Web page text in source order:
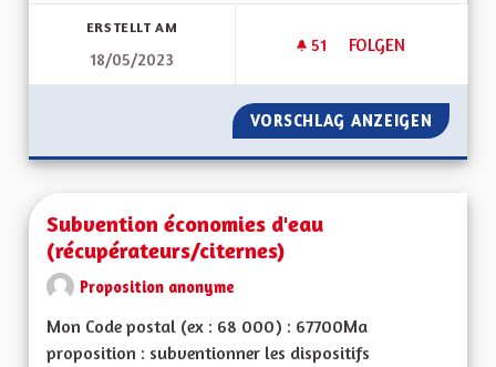
ERSTELLT AM
18/05/2023
51 51 FOLLOWER
FOLGEN
TAXER LES POIDS-
VORSCHLAG ANZEIGEN TAXER
Subvention économies d'eau
(récupérateurs/citernes)
Proposition anonyme
Mon Code postal (ex : 68 000) : 67700Ma
proposition : subventionner les dispositifs